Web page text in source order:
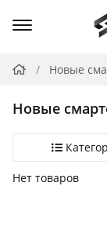
Новые
Новые
Выбор
Нет товаров